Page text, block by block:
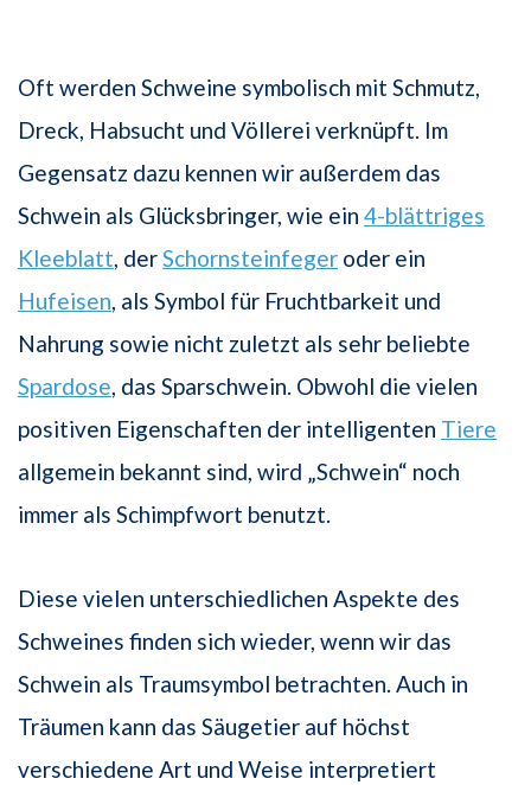
Oft werden Schweine symbolisch mit Schmutz,
Dreck, Habsucht und Völlerei verknüpft. Im
Gegensatz dazu kennen wir außerdem das
Schwein als Glücksbringer, wie ein 4-blättriges
Kleeblatt, derSchornsteinfeger oder ein
Hufeisen, als Symbol für Fruchtbarkeit und
Nahrung sowie nicht zuletzt als sehr beliebte
Spardose, das Sparschwein. Obwohl die vielen
positiven Eigenschaften der intelligenten Tiere
allgemein bekannt sind, wird „Schwein“ noch
immer als Schimpfwort benutzt.
Diese vielen unterschiedlichen Aspekte des
Schweines finden sich wieder, wenn wir das
Schwein als Traumsymbol betrachten. Auch in
Träumen kann das Säugetier auf höchst
verschiedene Art und Weise interpretiert